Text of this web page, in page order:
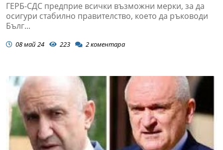
ГЕРБ-СДС предприе всички възможни мерки, за да
осигури стабилно правителство, което да ръководи
Бълг...
08 май 24 223 2коментара